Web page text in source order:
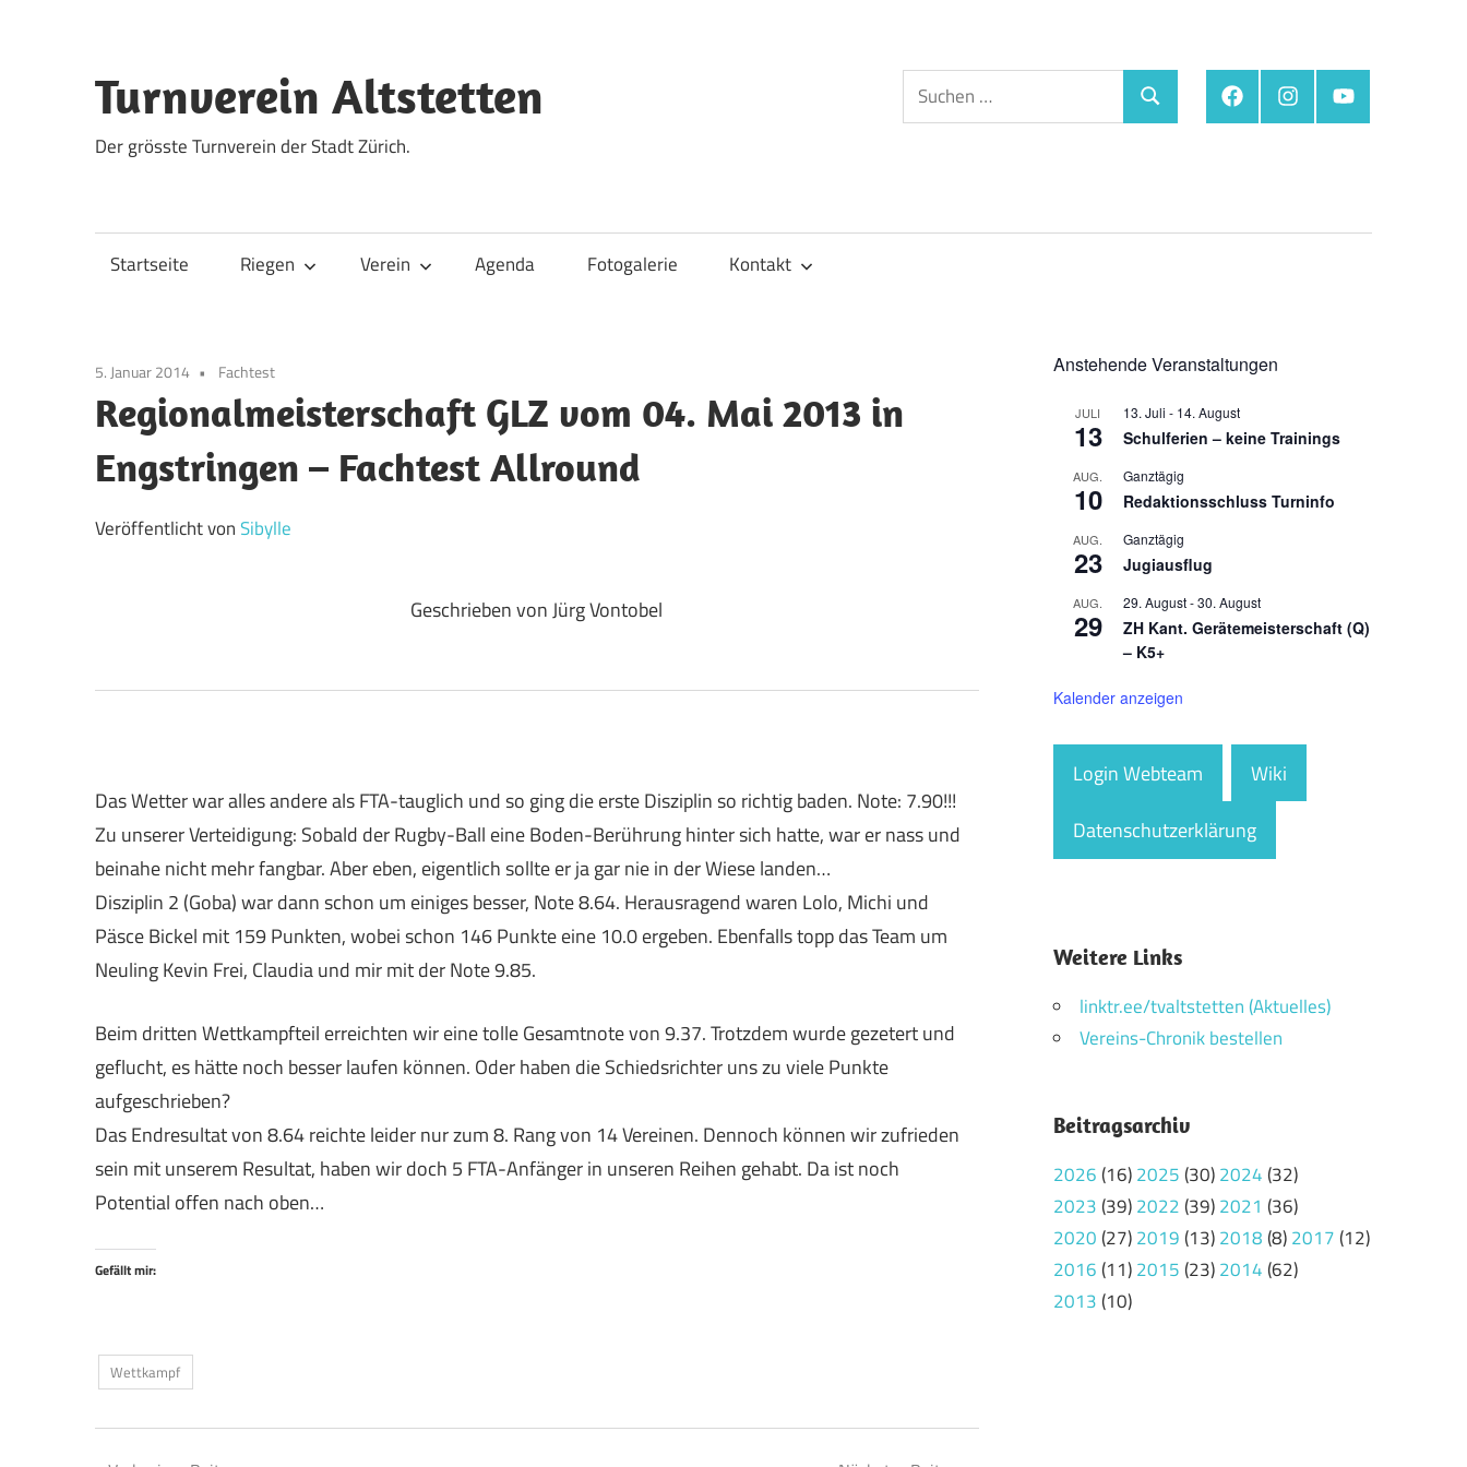
springen
Turnverein Altstetten
Der grösste Turnverein der Stadt Zürich.
FacebookInstagramYouTube
Suchen
nach:
Suchen
Startseite Riegen Verein Agenda Fotogalerie Kontakt
5. Januar 2014 Fachtest
Regionalmeisterschaft GLZ vom 04. Mai 2013 in
Engstringen – Fachtest Allround
Veröffentlicht vonSibylle
Geschrieben von Jürg Vontobel
Das Wetter war alles andere als FTA-tauglich und so ging die erste Disziplin so richtig baden. Note: 7.90!!!
Zu unserer Verteidigung: Sobald der Rugby-Ball eine Boden-Berührung hinter sich hatte, war er nass und
beinahe nicht mehr fang­bar. Aber eben, eigentlich sollte er ja gar nie in der Wiese landen…
Disziplin 2 (Goba) war dann schon um einiges besser, Note 8.64. Herausragend waren Lolo, Michi und
Päsce Bickel mit 159 Punkten, wobei schon 146 Punkte eine 10.0 ergeben. Ebenfalls topp das Team um
Neuling Kevin Frei, Claudia und mir mit der Note 9.85.
Beim dritten Wettkampfteil erreichten wir eine tolle Gesamtnote von 9.37. Trotzdem wurde gezetert und
geflucht, es hätte noch besser laufen können. Oder haben die Schiedsrichter uns zu viele Punkte
aufgeschrieben?
Das Endresultat von 8.64 reichte leider nur zum 8. Rang von 14 Vereinen. Dennoch können wir zufrieden
sein mit unserem Resultat, haben wir doch 5 FTA-Anfänger in unseren Reihen gehabt. Da ist noch
Potential offen nach oben…
Gefällt mir:
Wettkampf
Anstehende Veranstaltungen
JULI
13
13. Juli - 14. August
Schulferien – keine Trainings
AUG.
10
Ganztägig
Redaktionsschluss Turninfo
AUG.
23
Ganztägig
Jugiausflug
AUG.
29
29. August-30. August
ZH Kant. Gerätemeisterschaft (Q)
– K5+
Kalender anzeigen
Login Webteam
Wiki
Datenschutzerklärung
Weitere Links
linktr.ee/tvaltstetten (Aktuelles)
Vereins-Chronik bestellen
Beitragsarchiv
2026(16)2025(30)2024(32)
2023(39)2022(39)2021 (36)
2020(27)2019(13)2018(8)2017(12)
2016(11)2015(23)2014(62)
2013(10)